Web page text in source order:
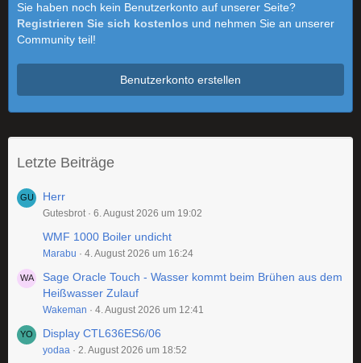
Sie haben noch kein Benutzerkonto auf unserer Seite?
Registrieren Sie sich kostenlos und nehmen Sie an unserer
Community teil!
Benutzerkonto erstellen
Letzte Beiträge
Herr
Gutesbrot 6. August 2026 um 19:02
WMF 1000 Boiler undicht
Marabu 4. August 2026 um 16:24
Sage Oracle Touch - Wasser kommt beim Brühen aus dem
Heißwasser Zulauf
Wakeman 4. August 2026 um 12:41
Display CTL636ES6/06
yodaa 2. August 2026 um 18:52